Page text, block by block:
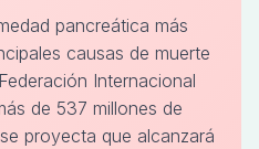
pancreática más
causas de muerte
Internacional
de 537 millones de
proyecta que alcanzará